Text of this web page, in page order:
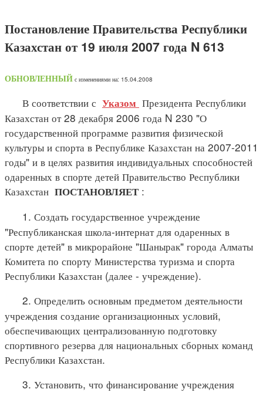
Постановление Правительства Республики
Казахстан от 19 июля 2007 года N 613
ОБНОВЛЕННЫЙ с изменениями на: 15.04.2008
В соответствии с Указом Президента Республики
Казахстан от 28 декабря 2006 года N 230 "О
государственной программе развития физической
культуры и спорта в Республике Казахстан на 2007-2011
годы" и в целях развития индивидуальных способностей
одаренных в спорте детей Правительство Республики
Казахстан ПОСТАНОВЛЯЕТ :
1. Создать государственное учреждение
"Республиканская школа-интернат для одаренных в
спорте детей" в микрорайоне "Шанырак" города Алматы
Комитета по спорту Министерства туризма и спорта
Республики Казахстан (далее - учреждение).
2. Определить основным предметом деятельности
учреждения создание организационных условий,
обеспечивающих централизованную подготовку
спортивного резерва для национальных сборных команд
Республики Казахстан.
3. Установить, что финансирование учреждения